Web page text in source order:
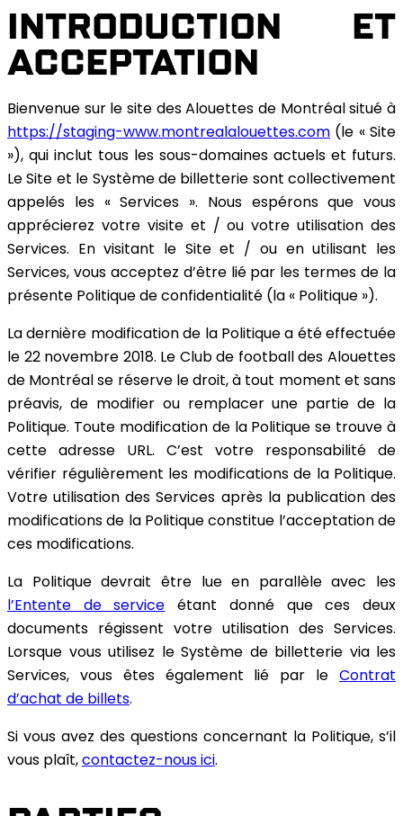
INTRODUCTION ET
ACCEPTATION
Bienvenue sur le site des Alouettes de Montréal situé à
https://staging-www.montrealalouettes.com (le « Site
»), qui inclut tous les sous-domaines actuels et futurs.
Le Site et le Système de billetterie sont collectivement
appelés les « Services ». Nous espérons que vous
apprécierez votre visite et / ou votre utilisation des
Services. En visitant le Site et / ou en utilisant les
Services, vous acceptez d’être lié par les termes de la
présente Politique de confidentialité (la « Politique »).
La dernière modification de la Politique a été effectuée
le 22 novembre 2018. Le Club de football des Alouettes
de Montréal se réserve le droit, à tout moment et sans
préavis, de modifier ou remplacer une partie de la
Politique. Toute modification de la Politique se trouve à
cette adresse URL. C’est votre responsabilité de
vérifier régulièrement les modifications de la Politique.
Votre utilisation des Services après la publication des
modifications de la Politique constitue l’acceptation de
ces modifications.
La Politique devrait être lue en parallèle avec les
l’Entente de serviceétant donné que ces deux
documents régissent votre utilisation des Services.
Lorsque vous utilisez le Système de billetterie via les
Services, vous êtes également lié par le Contrat
d’achat de billets.
Si vous avez des questions concernant la Politique, s’il
vous plaît,contactez-nous ici.